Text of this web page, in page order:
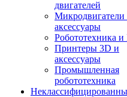
двигателей
Микродвигатели
аксессуары
Робототехника и
Принтеры 3D и
аксессуары
Промышленная
робототехника